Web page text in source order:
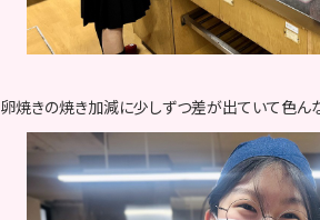
卵焼きの焼き加減に少しずつ差が出ていて色ん